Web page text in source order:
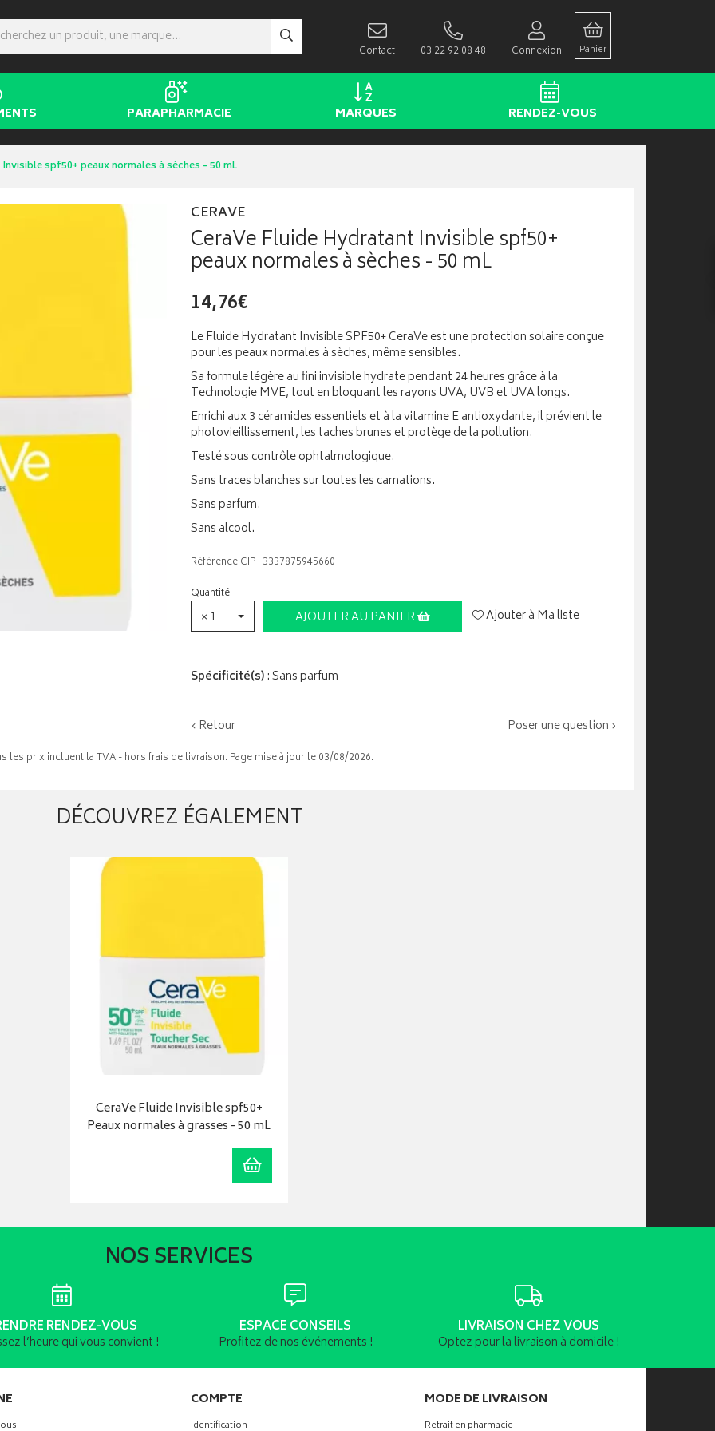
Contact 03 22 92 08 48 Connexion Panier
PARAPHARMACIE MARQUES RENDEZ-VOUS
spf50+ peaux normales à sèches - 50 mL
CERAVE
CeraVe Fluide Hydratant Invisible spf50+
peaux normales à sèches - 50 mL
14,76€
Le Fluide Hydratant Invisible SPF50+ CeraVe est une protection solaire conçue
pour les peaux normales à sèches, même sensibles.
Sa formule légère au fini invisible hydrate pendant 24 heures grâce à la
Technologie MVE, tout en bloquant les rayons UVA, UVB et UVA longs.
Enrichi aux 3 céramides essentiels et à la vitamine E antioxydante, il prévient le
photovieillissement, les taches brunes et protège de la pollution.
Testé sous contrôle ophtalmologique.
Sans traces blanches sur toutes les carnations.
Sans parfum.
Sans alcool.
Référence CIP : 3337875945660
Quantité
× 1 AJOUTER AU PANIER Ajouter à Ma liste
Spécificité(s): Sans parfum
‹ Retour Poser une question ›
les prix incluent la TVA - hors frais de livraison. Page mise à jour le 03/08/2026.
DÉCOUVREZ ÉGALEMENT
CeraVe Fluide Invisible spf50+
Peaux normales à grasses - 50 mL
Ajouter au panier
NOS SERVICES
RENDEZ-VOUS
l’heure qui vous convient !
ESPACE CONSEILS
Profitez de nos événements !
LIVRAISON CHEZ VOUS
Optez pour la livraison à domicile !
COMPTE
Identification
MODE DE LIVRAISON
Retrait en pharmacie